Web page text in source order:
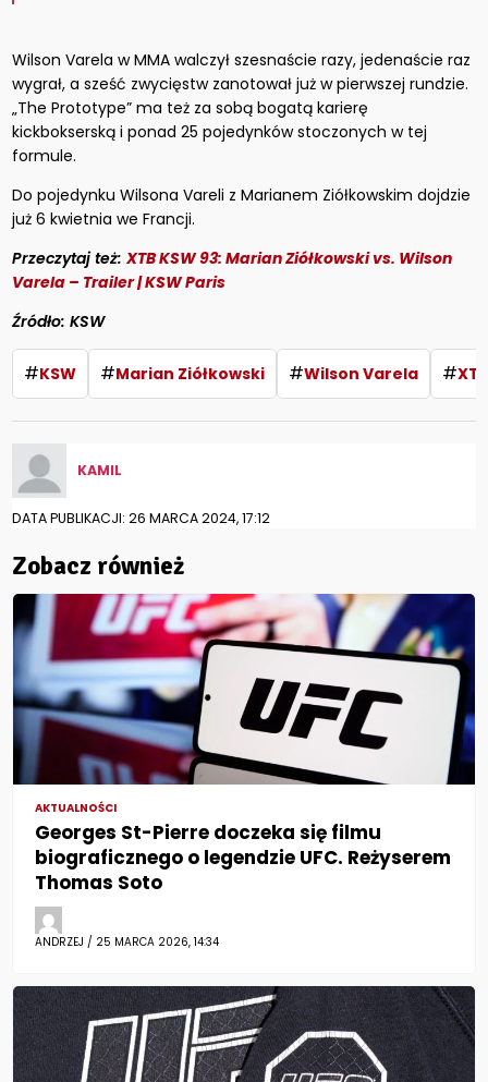
Wilson Varela w MMA walczył szesnaście razy, jedenaście raz
wygrał, a sześć zwycięstw zanotował już w pierwszej rundzie.
„The Prototype” ma też za sobą bogatą karierę
kickbokserską i ponad 25 pojedynków stoczonych w tej
formule.
Do pojedynku Wilsona Vareli z Marianem Ziółkowskim dojdzie
już 6 kwietnia we Francji.
Przeczytaj też:XTB KSW 93: Marian Ziółkowski vs. Wilson
Varela – Trailer | KSW Paris
Źródło: KSW
#KSW #Marian Ziółkowski #Wilson Varela #
KAMIL
DATA PUBLIKACJI: 26 MARCA 2024, 17:12
Zobacz również
AKTUALNOŚCI
Georges St-Pierre doczeka się filmu
biograficznego o legendzie UFC. Reżyserem
Thomas Soto
ANDRZEJ / 25 MARCA 2026, 14:34